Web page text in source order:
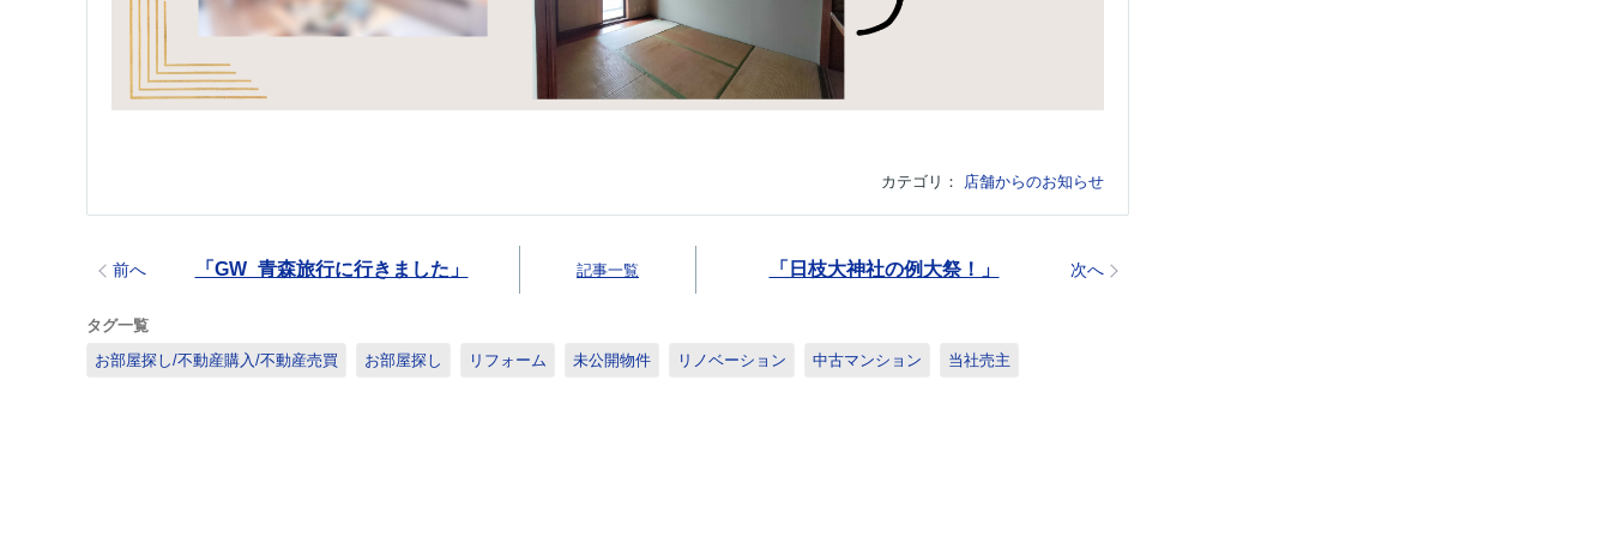
カテゴリ： 店舗からのお知らせ
前へ 「GW_青森旅行に行きました」 記事一覧 「日枝大神社の例大祭！」 次へ
タグ一覧
お部屋探し/不動産購入/不動産売買
お部屋探し リフォーム 未公開物件 リノベーション 中古マンション 当社売主